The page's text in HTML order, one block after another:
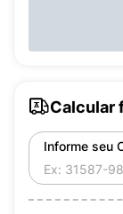
Calcular
Informe seu